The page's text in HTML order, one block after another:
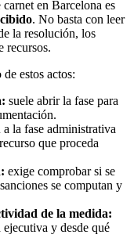
en Barcelona es
. No basta con leer
la resolución, los
recursos.
estos actos:
suele abrir la fase para
la fase administrativa
que proceda
exige comprobar si se
se computan y
de la medida:
y desde qué